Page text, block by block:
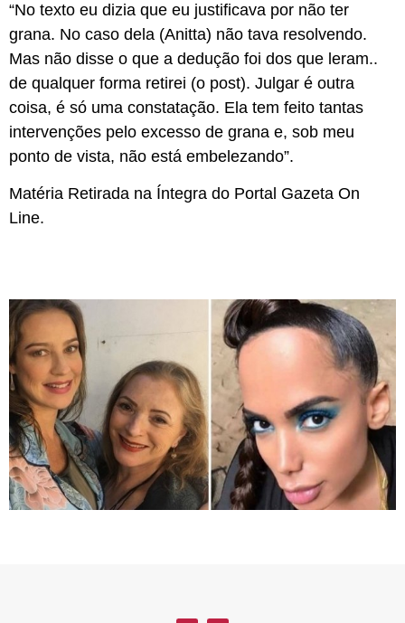
“No texto eu dizia que eu justificava por não ter
grana. No caso dela (Anitta) não tava resolvendo.
Mas não disse o que a dedução foi dos que leram..
de qualquer forma retirei (o post). Julgar é outra
coisa, é só uma constatação. Ela tem feito tantas
intervenções pelo excesso de grana e, sob meu
ponto de vista, não está embelezando”.
Matéria Retirada na Íntegra do Portal Gazeta On
Line.